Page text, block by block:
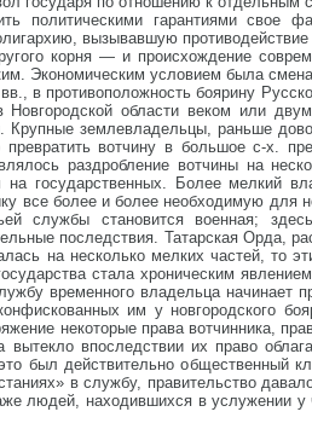
гарантиями свое
вызывавшую
корня — и происхождение
Экономическим условием была
в противоположность боярину
области веком или
землевладельцы, раньше
вотчину в большое с-х.
раздробление вотчины на
государственных. Более мелкий
все более и более необходимую для
службы становится военная;
последствия. Татарская Орда,
на несколько мелких частей, то
стала хроническим
временного владельца начинает
им у новгородского
некоторые права вотчинника,
впоследствии их право
был действительно общественный
в службу, правительство
людей, находившихся в услужении